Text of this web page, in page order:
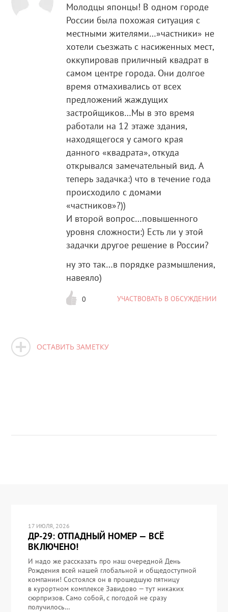
Молодцы японцы! В одном городе
России была похожая ситуация с
местными жителями…»частники» не
хотели съезжать с насиженных мест,
оккупировав приличный квадрат в
самом центре города. Они долгое
время отмахивались от всех
предложений жаждущих
застройщиков…Мы в это время
работали на 12 этаже здания,
находящегося у самого края
данного «квадрата», откуда
открывался замечательный вид. А
теперь задачка:) что в течение года
происходило с домами
«частников»?))
И второй вопрос…повышенного
уровня сложности:) Есть ли у этой
задачки другое решение в России?
ну это так…в порядке размышления,
навеяло)
0 УЧАСТВОВАТЬ В ОБСУЖДЕНИИ
ОСТАВИТЬ ЗАМЕТКУ
17 ИЮЛЯ, 2026
ДР-29: ОТПАДНЫЙ НОМЕР — ВСЁ
ВКЛЮЧЕНО!
И надо же рассказать про наш очередной День
Рождения всей нашей глобальной и общедоступной
компании! Состоялся он в прошедшую пятницу
в курортном комплексе Завидово — тут никаких
сюрпризов. Само собой, с погодой не сразу
получилось…